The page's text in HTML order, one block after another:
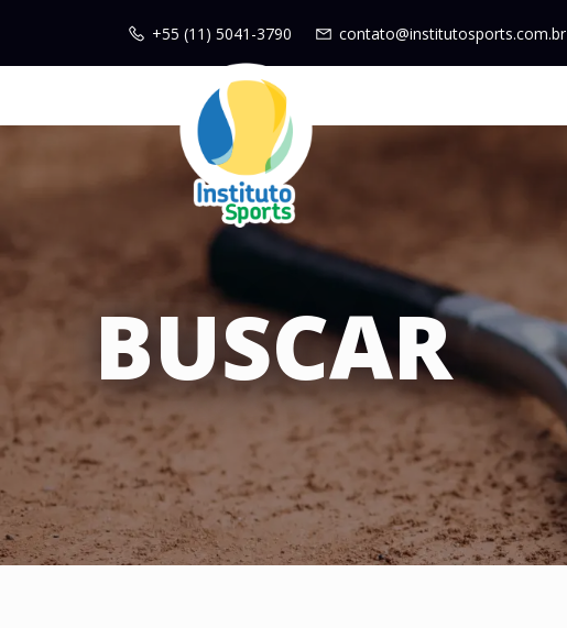
+55 (11) 5041-3790 contato@institutosports.com.br
BUSCAR